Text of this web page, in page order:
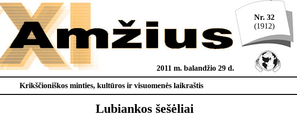
2011 m. balandžio 29 d.
Nr. 32
(1912)
Krikščioniškos minties, kultūros ir visuomenės laikraštis
Lubiankos šešėliai